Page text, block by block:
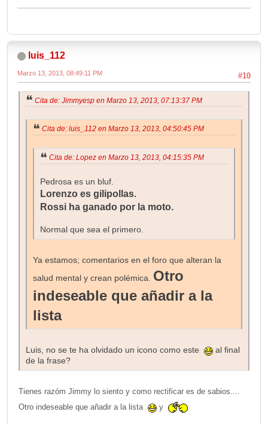
luis_112
#10
Marzo 13, 2013, 08:49:11 PM
Cita de: Jimmyesp en Marzo 13, 2013, 07:13:37 PM
Cita de: luis_112 en Marzo 13, 2013, 04:50:45 PM
Cita de: Lopez en Marzo 13, 2013, 04:15:35 PM
Pedrosa es un bluf.
Lorenzo es gilipollas.
Rossi ha ganado por la moto.
Normal que sea el primero.
Ya estamos; comentarios en el foro que alteran la
salud mental y crean polémica. Otro
indeseable que añadir a la
lista
Luis, no se te ha olvidado un icono como este
al final
de la frase?
Tienes razóm Jimmy lo siento y como rectificar es de sabios....
Otro indeseable que añadir a la lista
y